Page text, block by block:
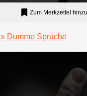
Zum Merkzettel
» Dumme Sprüche